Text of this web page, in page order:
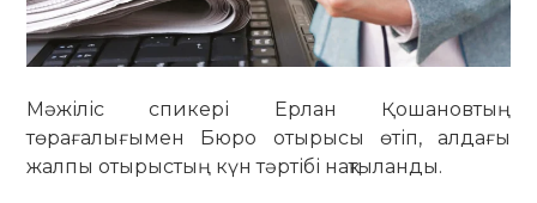
Мәжіліс спикері Ерлан Қошановтың
төрағалығымен Бюро отырысы өтіп, алдағы
жалпы отырыстың күн тәртібі нақтыланды.